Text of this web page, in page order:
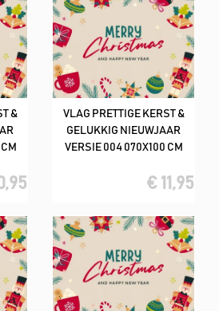
&
VLAG PRETTIGE KERST &
GELUKKIG NIEUWJAAR
VERSIE 004 070X100 CM
€ 11,95